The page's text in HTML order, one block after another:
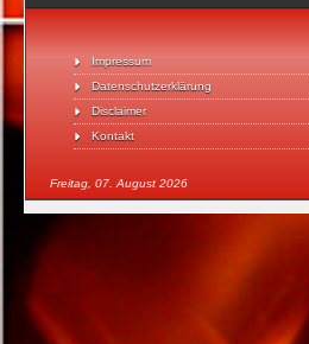
Impressum
Datenschutzerklärung
Disclaimer
Kontakt
Freitag, 07. August 2026